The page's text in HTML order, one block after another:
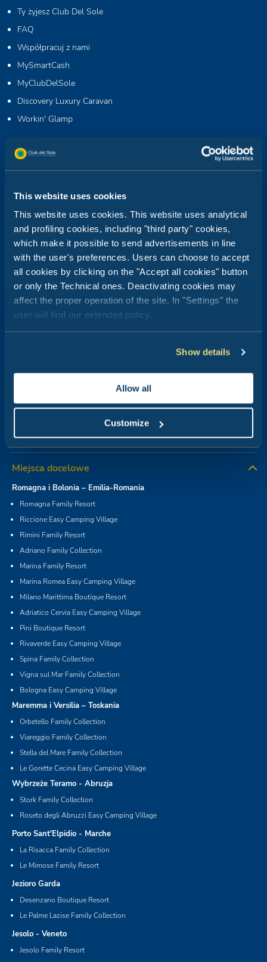
This website uses cookies
This website uses cookies. This website uses analytical
and profiling cookies, including "third party" cookies,
which make it possible to send advertisements in line
with the user's preferences. Users can choose to accept
all cookies by clicking on the "Accept all cookies" button
or only the Technical ones. Deactivating cookies may
affect the proper operation of the site. In "Settings" the
user will find our extended policy.
Show details
Allow all
Customize
Ty żyjesz Club Del Sole
FAQ
Współpracuj z nami
MySmartCash
MyClubDelSole
Discovery Luxury Caravan
Workin' Glamp
Club del Sole Holding Organisational Model
Club del Sole Organisational Model
Club del Sole Organisational Model
Whistleblowing
Sustainability Report
Sales Terms and Condition
Gift Cards Terms and Condition Sale
Villages Rules
Miejsca docelowe
Romagna i Bolonia – Emilia-Romania
Romagna Family Resort
Riccione Easy Camping Village
Rimini Family Resort
Adriano Family Collection
Marina Family Resort
Marina Romea Easy Camping Village
Milano Marittima Boutique Resort
Adriatico Cervia Easy Camping Village
Pini Boutique Resort
Rivaverde Easy Camping Village
Spina Family Collection
Vigna sul Mar Family Collection
Bologna Easy Camping Village
Maremma i Versilia – Toskania
Orbetello Family Collection
Viareggio Family Collection
Stella del Mare Family Collection
Le Gorette Cecina Easy Camping Village
Wybrzeże Teramo - Abruzja
Stork Family Collection
Roseto degli Abruzzi Easy Camping Village
Porto Sant'Elpidio - Marche
La Risacca Family Collection
Le Mimose Family Resort
Jezioro Garda
Desenzano Boutique Resort
Le Palme Lazise Family Collection
Jesolo - Veneto
Jesolo Family Resort